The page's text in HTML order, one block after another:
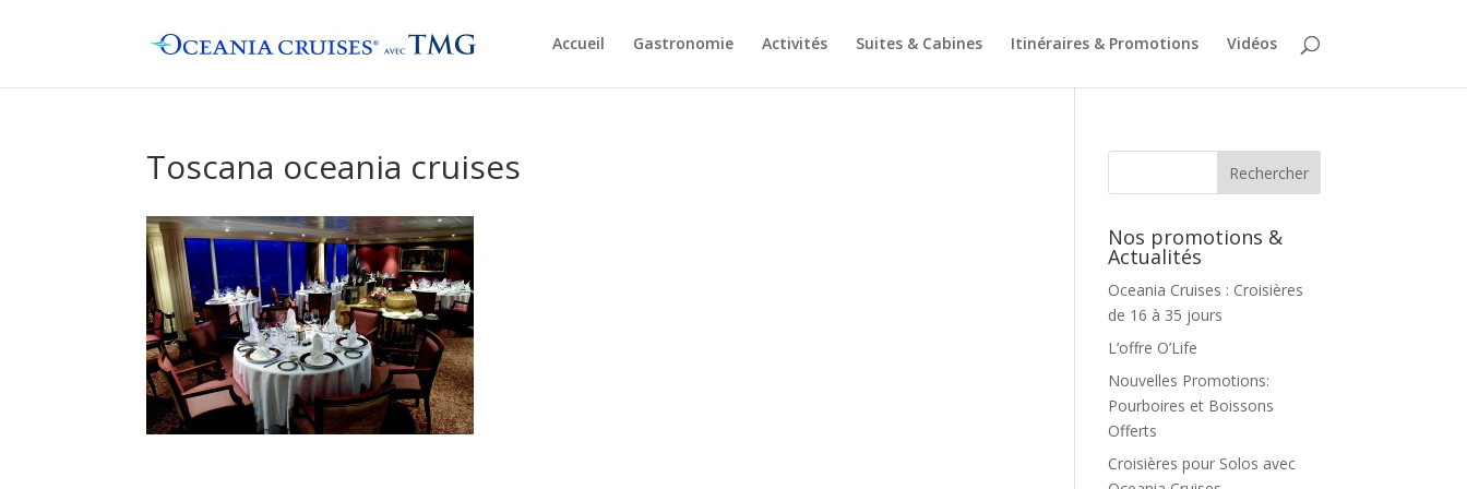
Accueil Gastronomie Activités Suites & Cabines Itinéraires & Promotions Vidéos
Toscana oceania cruises
Nos promotions &
Actualités
Oceania Cruises : Croisières
de 16 à 35 jours
L’offre O’Life
Nouvelles Promotions:
Pourboires et Boissons
Offerts
Croisières pour Solos avec